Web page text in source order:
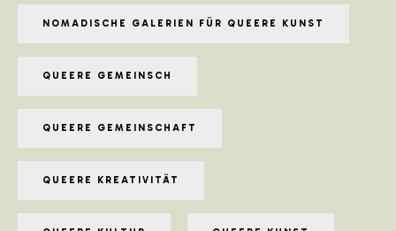
NOMADISCHE GALERIEN FÜR QUEERE KUNST
QUEERE GEMEINSCH
QUEERE GEMEINSCHAFT
QUEERE KREATIVITÄT